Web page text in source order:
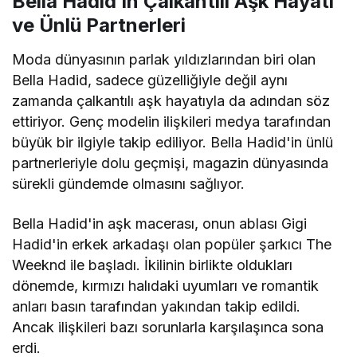
ve Ünlü Partnerleri
Moda dünyasının parlak yıldızlarından biri olan
Bella Hadid, sadece güzelliğiyle değil aynı
zamanda çalkantılı aşk hayatıyla da adından söz
ettiriyor. Genç modelin ilişkileri medya tarafından
büyük bir ilgiyle takip ediliyor. Bella Hadid'in ünlü
partnerleriyle dolu geçmişi, magazin dünyasında
sürekli gündemde olmasını sağlıyor.
Bella Hadid'in aşk macerası, onun ablası Gigi
Hadid'in erkek arkadaşı olan popüler şarkıcı The
Weeknd ile başladı. İkilinin birlikte oldukları
dönemde, kırmızı halıdaki uyumları ve romantik
anları basın tarafından yakından takip edildi.
Ancak ilişkileri bazı sorunlarla karşılaşınca sona
erdi.